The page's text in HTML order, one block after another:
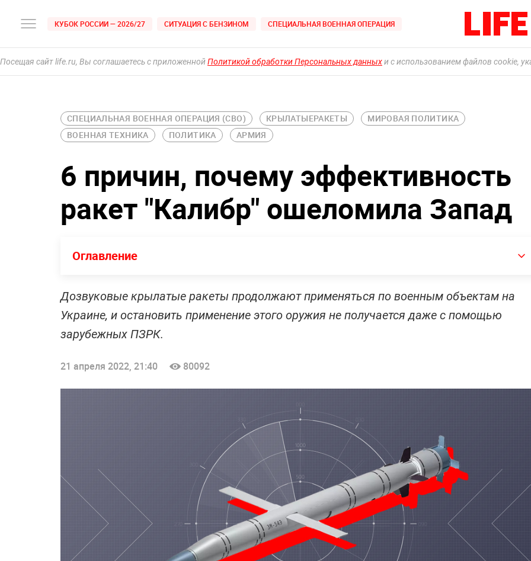
КУБОК РОССИИ — 2026/27 СИТУАЦИЯ С БЕНЗИНОМ СПЕЦИАЛЬНАЯ ВОЕННАЯ ОПЕРАЦИЯ
Посещая сайт life.ru, Вы соглашаетесь с приложеннойПолитикой обработки Персональных данныхи с использованием файлов cookie,
СПЕЦИАЛЬНАЯ ВОЕННАЯ ОПЕРАЦИЯ (СВО) КРЫЛАТЫЕРАКЕТЫ
МИРОВАЯ ПОЛИТИКА
ВОЕННАЯ ТЕХНИКА
ПОЛИТИКА АРМИЯ
6 причин, почему эффективность
ракет "Калибр" ошеломила Запад
Оглавление
Дозвуковые крылатые ракеты продолжают применяться по военным объектам на
Украине, и остановить применение этого оружия не получается даже с помощью
зарубежных ПЗРК.
21 апреля 2022, 21:40 80092